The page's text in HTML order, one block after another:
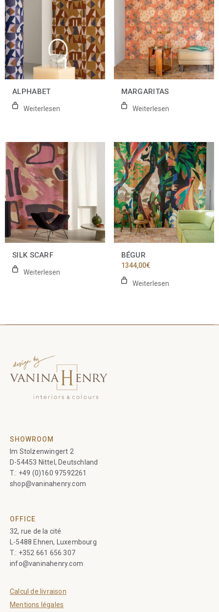
ALPHABET
Weiterlesen
MARGARITAS
Weiterlesen
SILK SCARF
Weiterlesen
BÉGUR
1344,00€
Weiterlesen
SHOWROOM
Im Stolzenwingert 2
D-54453 Nittel, Deutschland
T.: +49 (0)160 97592261
shop@vaninahenry.com
OFFICE
32, rue de la cité
L-5488 Ehnen, Luxembourg
T.: +352 661 656 307
info@vaninahenry.com
Calcul de livraison
Mentions légales